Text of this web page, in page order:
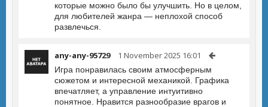
которые можно было бы улучшить. Но в целом,
для любителей жанра — неплохой способ
развлечься.
any-any-95729 1 November 2025 16:01
Игра понравилась своим атмосферным
сюжетом и интересной механикой. Графика
впечатляет, а управление интуитивно
понятное. Нравится разнообразие врагов и